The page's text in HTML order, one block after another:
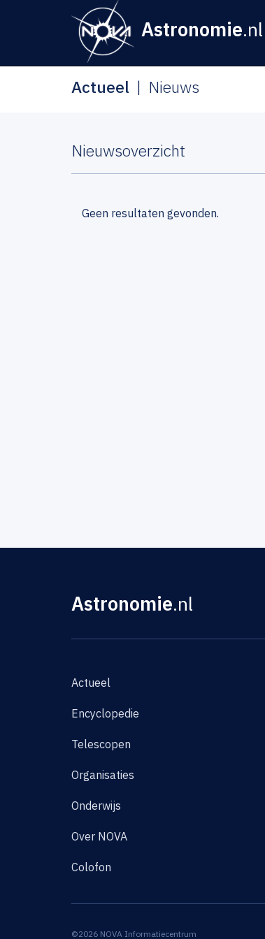
Astronomie.nl
Actueel Nieuws
Nieuwsoverzicht
Geen resultaten gevonden.
Astronomie.nl
Actueel
Encyclopedie
Telescopen
Organisaties
Onderwijs
Over NOVA
Colofon
©2026 NOVA Informatiecentrum